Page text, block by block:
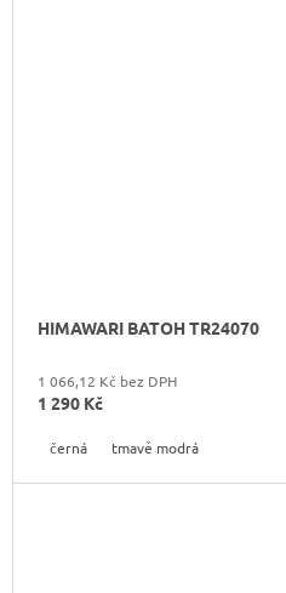
HIMAWARI BATOH TR24070
1 066,12 Kč bez DPH
1 290 Kč
černá tmavě modrá